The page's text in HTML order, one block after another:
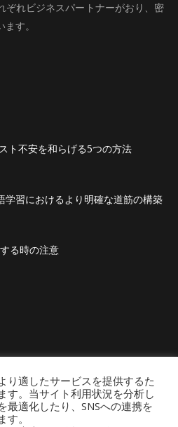
ぞれビジネスパートナーがおり、密
す。
ト不安を和らげる5つの方法
学習におけるより明確な道筋の構築
る時の注意
り適したサービスを提供するた
す。当サイト利用状況を分析し
最適化したり、SNSへの連携を
。